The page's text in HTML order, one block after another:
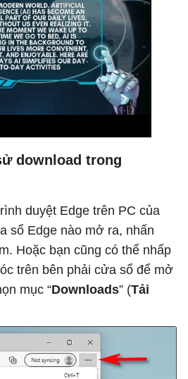
download trong
duyệt Edge trên PC của
sổ Edge nào mở ra, nhấn
Hoặc bạn cũng có thể nhấp
trên bên phải cửa sổ để mở
mục “Downloads” (Tải